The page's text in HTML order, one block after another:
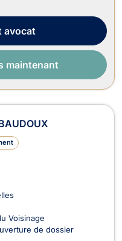
avocat
maintenant
Voisinage
de dossier